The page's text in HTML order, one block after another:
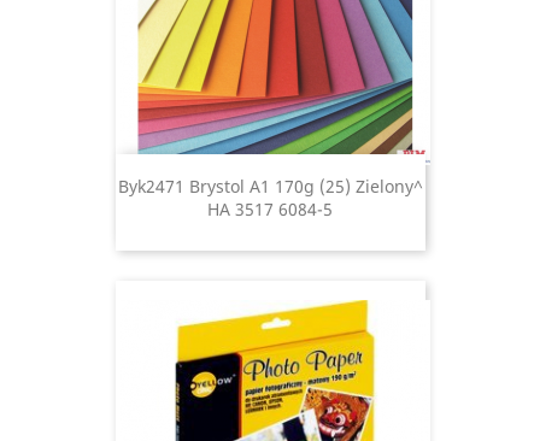
Byk2471 Brystol A1 170g (25) Zielony^
HA 3517 6084-5